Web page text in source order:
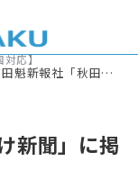
対応】
新報社「秋田さきがけ新聞」に掲載
新聞」に掲